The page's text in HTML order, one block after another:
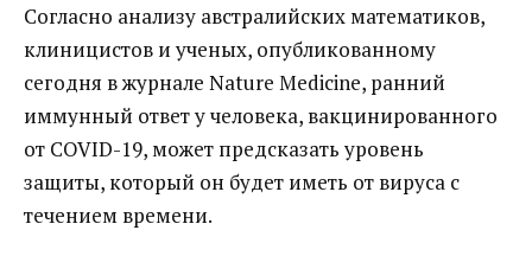
Согласно анализу австралийских математиков,
клиницистов и ученых, опубликованному
сегодня в журнале Nature Medicine, ранний
иммунный ответ у человека, вакцинированного
от COVID-19, может предсказать уровень
защиты, который он будет иметь от вируса с
течением времени.